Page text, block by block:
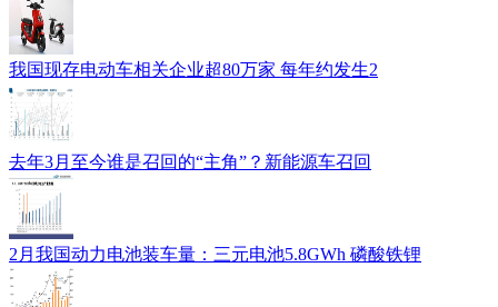
我国现存电动车相关企业超80万家 每年约发生2
去年3月至今谁是召回的“主角”？新能源车召回
2月我国动力电池装车量：三元电池5.8GWh 磷酸铁锂